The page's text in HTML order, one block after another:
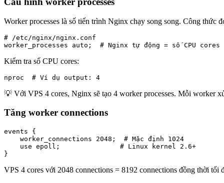
Worker processes là số tiến trình Nginx chạy song song. Công thức
# /etc/nginx/nginx.conf
worker_processes auto;  # Nginx tự động = số CPU cores
Kiểm tra số CPU cores:
nproc  # Ví dụ output: 4
💡 Với VPS 4 cores, Nginx sẽ tạo 4 worker processes. Mỗi worker
Tăng worker connections
events {
    worker_connections 2048;  # Mặc định 1024
    use epoll;               # Linux kernel 2.6+
}
VPS 4 cores với 2048 connections = 8192 connections đồng thời